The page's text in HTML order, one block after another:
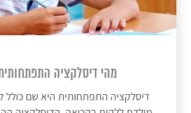
מהי דיסלקציה
דיסלקציה התפתחותית היא שם כולל